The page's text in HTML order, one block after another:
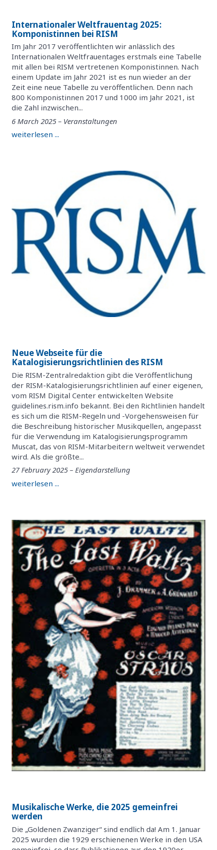
Internationaler Weltfrauentag 2025:
Komponistinnen bei RISM
Im Jahr 2017 veröffentlichten wir anlässlich des
Internationalen Weltfrauentages erstmals eine Tabelle
mit allen bei RISM vertretenen Komponistinnen. Nach
einem Update im Jahr 2021 ist es nun wieder an der
Zeit eine neue Tabelle zu veröffentlichen. Denn nach
800 Komponistinnen 2017 und 1000 im Jahr 2021, ist
die Zahl inzwischen...
6 March 2025 – Veranstaltungen
weiterlesen ...
Neue Webseite für die
Katalogisierungsrichtlinien des RISM
Die RISM-Zentralredaktion gibt die Veröffentlichung
der RISM-Katalogisierungsrichtlinien auf einer eigenen,
vom RISM Digital Center entwickelten Website
guidelines.rism.info bekannt. Bei den Richtlinien handelt
es sich um die RISM-Regeln und -Vorgehensweisen für
die Beschreibung historischer Musikquellen, angepasst
für die Verwendung im Katalogisierungsprogramm
Muscat, das von RISM-Mitarbeitern weltweit verwendet
wird. Als die größte...
27 February 2025 – Eigendarstellung
weiterlesen ...
Musikalische Werke, die 2025 gemeinfrei
werden
Die „Goldenen Zwanziger“ sind endlich da! Am 1. Januar
2025 wurden die 1929 erschienenen Werke in den USA